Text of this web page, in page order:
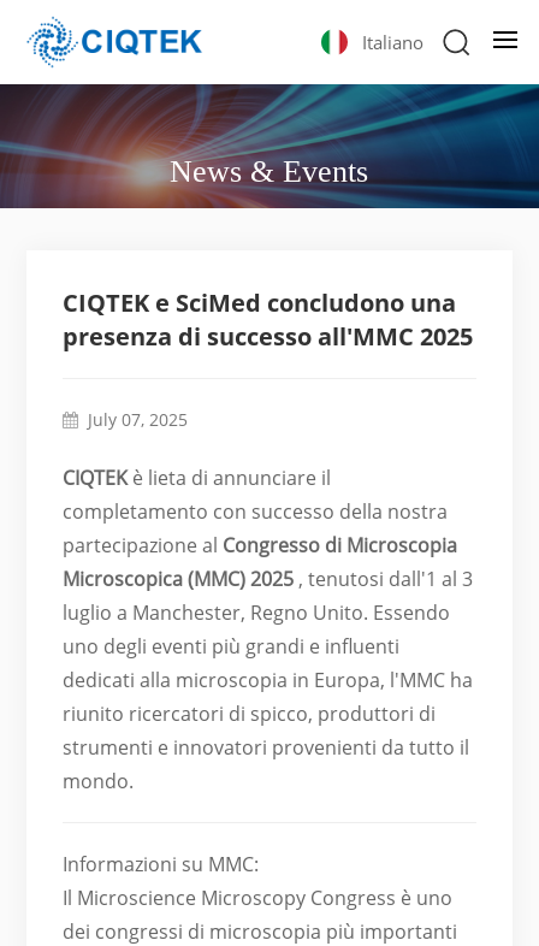
Italiano
News & Events
CIQTEK e SciMed concludono una
presenza di successo all'MMC 2025
July 07, 2025
CIQTEKè lieta di annunciare il
completamento con successo della nostra
partecipazione al Congresso di Microscopia
Microscopica (MMC) 2025 , tenutosi dall'1 al 3
luglio a Manchester, Regno Unito. Essendo
uno degli eventi più grandi e influenti
dedicati alla microscopia in Europa, l'MMC ha
riunito ricercatori di spicco, produttori di
strumenti e innovatori provenienti da tutto il
mondo.
Informazioni su MMC:
Il Microscience Microscopy Congress è uno
dei congressi di microscopia più importanti